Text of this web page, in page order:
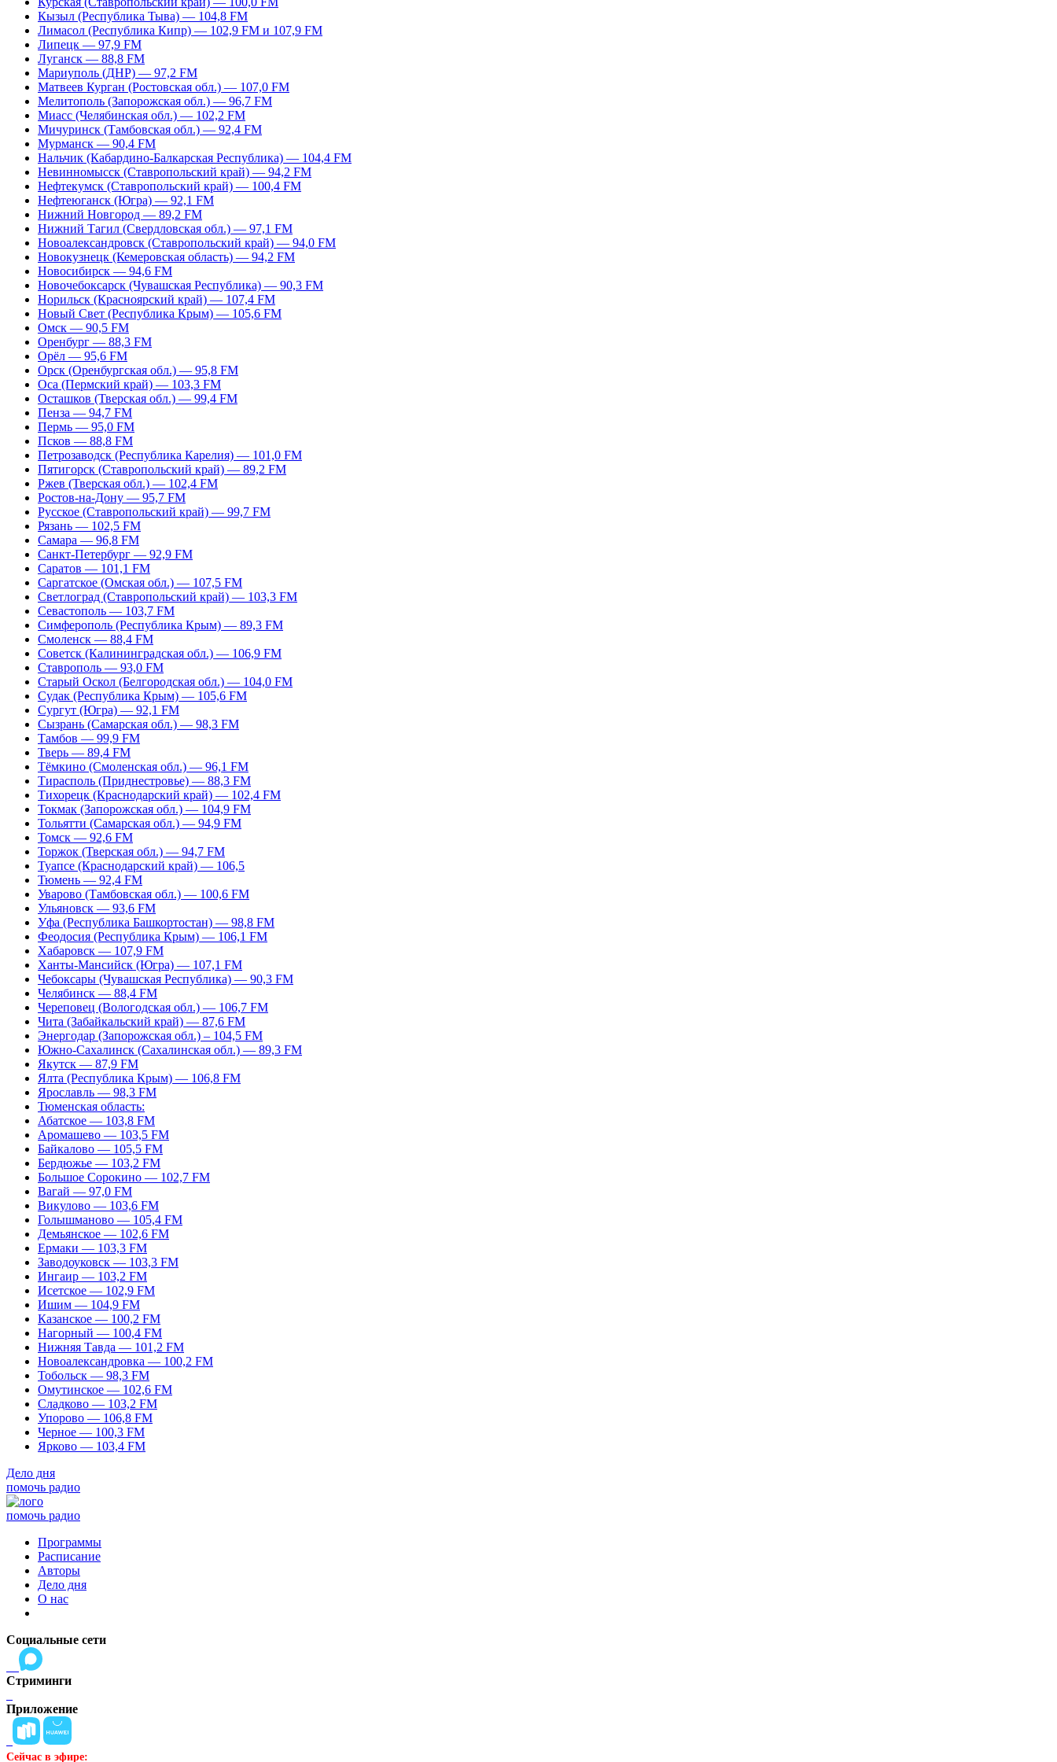
Кызыл (Республика Тыва) — 104,8 FM
Лимасол (Республика Кипр) — 102,9 FM и 107,9 FM
Липецк — 97,9 FM
Луганск — 88,8 FM
Мариуполь (ДНР) — 97,2 FM
Матвеев Курган (Ростовская обл.) — 107,0 FM
Мелитополь (Запорожская обл.) — 96,7 FM
Миасс (Челябинская обл.) — 102,2 FM
Мичуринск (Тамбовская обл.) — 92,4 FM
Мурманск — 90,4 FM
Нальчик (Кабардино-Балкарская Республика) — 104,4 FM
Невинномысск (Ставропольский край) — 94,2 FM
Нефтекумск (Ставропольский край) — 100,4 FM
Нефтеюганск (Югра) — 92,1 FM
Нижний Новгород — 89,2 FM
Нижний Тагил (Свердловская обл.) — 97,1 FM
Новоалександровск (Ставропольский край) — 94,0 FM
Новокузнецк (Кемеровская область) — 94,2 FM
Новосибирск — 94,6 FM
Новочебоксарск (Чувашская Республика) — 90,3 FM
Норильск (Красноярский край) — 107,4 FM
Новый Свет (Республика Крым) — 105,6 FM
Омск — 90,5 FM
Оренбург — 88,3 FM
Орёл — 95,6 FM
Орск (Оренбургская обл.) — 95,8 FM
Оса (Пермский край) — 103,3 FM
Осташков (Тверская обл.) — 99,4 FM
Пенза — 94,7 FM
Пермь — 95,0 FM
Псков — 88,8 FM
Петрозаводск (Республика Карелия) — 101,0 FM
Пятигорск (Ставропольский край) — 89,2 FM
Ржев (Тверская обл.) — 102,4 FM
Ростов-на-Дону — 95,7 FM
Русское (Ставропольский край) — 99,7 FM
Рязань — 102,5 FM
Самара — 96,8 FM
Санкт-Петербург — 92,9 FM
Саратов — 101,1 FM
Саргатское (Омская обл.) — 107,5 FM
Светлоград (Ставропольский край) — 103,3 FM
Севастополь — 103,7 FM
Симферополь (Республика Крым) — 89,3 FM
Смоленск — 88,4 FM
Советск (Калининградская обл.) — 106,9 FM
Ставрополь — 93,0 FM
Старый Оскол (Белгородская обл.) — 104,0 FM
Судак (Республика Крым) — 105,6 FM
Сургут (Югра) — 92,1 FM
Сызрань (Самарская обл.) — 98,3 FM
Тамбов — 99,9 FM
Тверь — 89,4 FM
Тёмкино (Смоленская обл.) — 96,1 FM
Тирасполь (Приднестровье) — 88,3 FM
Тихорецк (Краснодарский край) — 102,4 FM
Токмак (Запорожская обл.) — 104,9 FM
Тольятти (Самарская обл.) — 94,9 FM
Томск — 92,6 FM
Торжок (Тверская обл.) — 94,7 FM
Туапсе (Краснодарский край) — 106,5
Тюмень — 92,4 FM
Уварово (Тамбовская обл.) — 100,6 FM
Ульяновск — 93,6 FM
Уфа (Республика Башкортостан) — 98,8 FM
Феодосия (Республика Крым) — 106,1 FM
Хабаровск — 107,9 FM
Ханты-Мансийск (Югра) — 107,1 FM
Чебоксары (Чувашская Республика) — 90,3 FM
Челябинск — 88,4 FM
Череповец (Вологодская обл.) — 106,7 FM
Чита (Забайкальский край) — 87,6 FM
Энергодар (Запорожская обл.) – 104,5 FM
Южно-Сахалинск (Сахалинская обл.) — 89,3 FM
Якутск — 87,9 FM
Ялта (Республика Крым) — 106,8 FM
Ярославль — 98,3 FM
Тюменская область:
Абатское — 103,8 FM
Аромашево — 103,5 FM
Байкалово — 105,5 FM
Бердюжье — 103,2 FM
Большое Сорокино — 102,7 FM
Вагай — 97,0 FM
Викулово — 103,6 FM
Голышманово — 105,4 FM
Демьянское — 102,6 FM
Ермаки — 103,3 FM
Заводоуковск — 103,3 FM
Ингаир — 103,2 FM
Исетское — 102,9 FM
Ишим — 104,9 FM
Казанское — 100,2 FM
Нагорный — 100,4 FM
Нижняя Тавда — 101,2 FM
Новоалександровка — 100,2 FM
Тобольск — 98,3 FM
Омутинское — 102,6 FM
Сладково — 103,2 FM
Упорово — 106,8 FM
Черное — 100,3 FM
Ярково — 103,4 FM
Дело дня
помочь радио
помочь радио
Программы
Расписание
Авторы
Дело дня
О нас
Социальные сети
Стриминги
Приложение
Сейчас в эфире: